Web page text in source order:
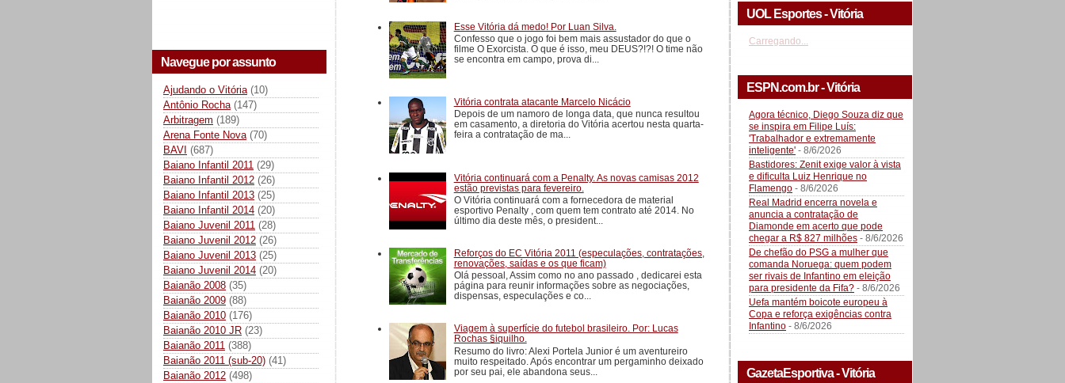
Navegue por assunto
Ajudando o Vitória (10)
Antônio Rocha (147)
Arbitragem (189)
Arena Fonte Nova (70)
BAVI (687)
Baiano Infantil 2011 (29)
Baiano Infantil 2012 (26)
Baiano Infantil 2013 (25)
Baiano Infantil 2014 (20)
Baiano Juvenil 2011 (28)
Baiano Juvenil 2012 (26)
Baiano Juvenil 2013 (25)
Baiano Juvenil 2014 (20)
Baianão 2008 (35)
Baianão 2009 (88)
Baianão 2010 (176)
Baianão 2010 JR (23)
Baianão 2011 (388)
Baianão 2011 (sub-20) (41)
Baianão 2012 (498)
Esse Vitória dá medo! Por Luan Silva.
Confesso que o jogo foi bem mais assustador do que o
filme O Exorcista. O que é isso, meu DEUS?!?! O time não
se encontra em campo, prova di...
Vitória contrata atacante Marcelo Nicácio
Depois de um namoro de longa data, que nunca resultou
em casamento, a diretoria do Vitória acertou nesta quarta-
feira a contratação de ma...
Vitória continuará com a Penalty. As novas camisas 2012
estão previstas para fevereiro.
O Vitória continuará com a fornecedora de material
esportivo Penalty , com quem tem contrato até 2014. No
último dia deste mês, o president...
Reforços do EC Vitória 2011 (especulações, contratações,
renovações, saídas e os que ficam)
Olá pessoal, Assim como no ano passado , dedicarei esta
página para reunir informações sobre as negociações,
dispensas, especulações e co...
Viagem à superfície do futebol brasileiro. Por: Lucas
Rochas §iquilho.
Resumo do livro: Alexi Portela Junior é um aventureiro
muito respeitado. Após encontrar um pergaminho deixado
por seu pai, ele abandona seus...
UOL Esportes - Vitória
Carregando...
ESPN.com.br - Vitória
Agora técnico, Diego Souza diz que
se inspira em Filipe Luís:
'Trabalhador e extremamente
inteligente' - 8/6/2026
Bastidores: Zenit exige valor à vista
e dificulta Luiz Henrique no
Flamengo - 8/6/2026
Real Madrid encerra novela e
anuncia a contratação de
Diamonde em acerto que pode
chegar a R$ 827 milhões - 8/6/2026
De chefão do PSG a mulher que
comanda Noruega: quem podem
ser rivais de Infantino em eleição
para presidente da Fifa? - 8/6/2026
Uefa mantém boicote europeu à
Copa e reforça exigências contra
Infantino - 8/6/2026
GazetaEsportiva - Vitória